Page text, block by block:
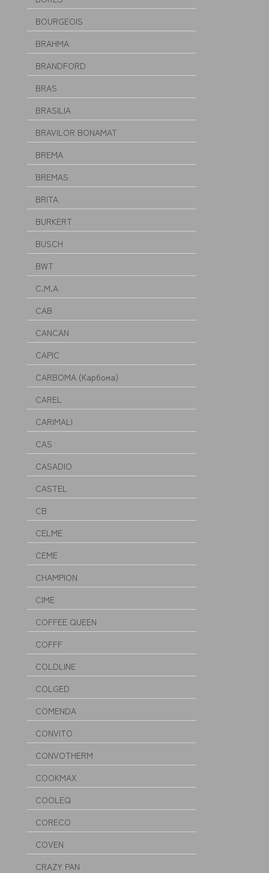
BOURGEOIS
BRAHMA
BRANDFORD
BRAS
BRASILIA
BRAVILOR BONAMAT
BREMA
BREMAS
BRITA
BURKERT
BUSCH
BWT
C.M.A
CAB
CANCAN
CAPIC
CARBOMA (Карбома)
CAREL
CARIMALI
CAS
CASADIO
CASTEL
CB
CELME
CEME
CHAMPION
CIME
COFFEE QUEEN
COFFF
COLDLINE
COLGED
COMENDA
CONVITO
CONVOTHERM
COOKMAX
COOLEQ
CORECO
COVEN
CRAZY PAN